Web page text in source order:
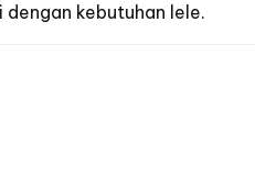
kebutuhan lele.